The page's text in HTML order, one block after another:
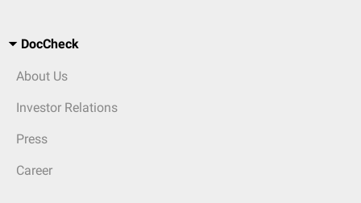
DocCheck
About Us
Investor Relations
Press
Career